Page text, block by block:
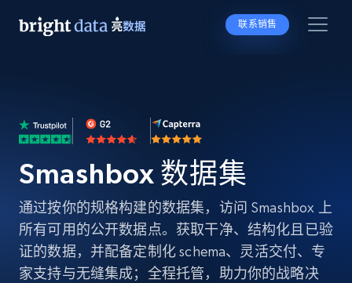
联系销售
Smashbox 数据集
通过按你的规格构建的数据集，访问 Smashbox 上
所有可用的公开数据点。获取干净、结构化且已验
证的数据，并配备定制化 schema、灵活交付、专
家支持与无缝集成；全程托管，助力你的战略决